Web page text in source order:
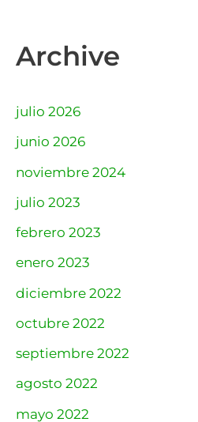
Archive
julio 2026
junio 2026
noviembre 2024
julio 2023
febrero 2023
enero 2023
diciembre 2022
octubre 2022
septiembre 2022
agosto 2022
mayo 2022